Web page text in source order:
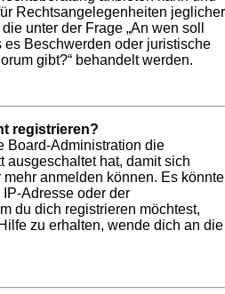
Rechtsangelegenheiten jeglicher
unter der Frage „An wen soll
es Beschwerden oder juristische
gibt?“ behandelt werden.
registrieren?
Board-Administration die
ausgeschaltet hat, damit sich
anmelden können. Es könnte
Adresse oder der
du dich registrieren möchtest,
zu erhalten, wende dich an die